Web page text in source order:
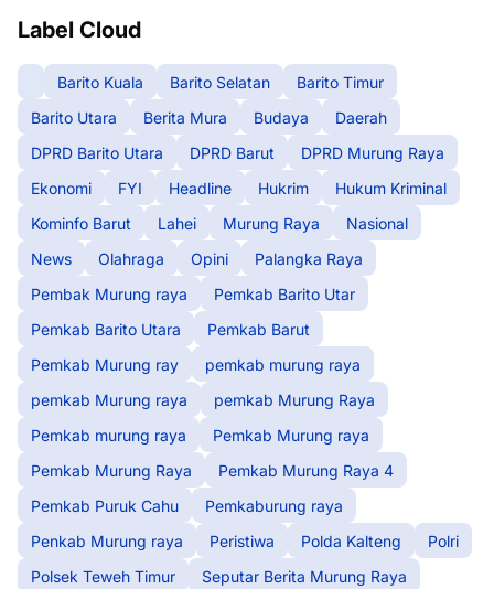
Label Cloud
Barito Kuala Barito Selatan
Barito Timur
Barito Utara
Berita Mura Budaya
Daerah
DPRD Barito Utara
DPRD Barut
DPRD Murung Raya
Ekonomi
FYI Headline Hukrim
Hukum Kriminal
Kominfo Barut
Lahei Murung Raya
Nasional
News
Olahraga Opini
Palangka Raya
Pembak Murung raya
Pemkab Barito Utar
Pemkab Barito Utara
Pemkab Barut
Pemkab Murung ray
pemkab murung raya
pemkab Murung raya
pemkab Murung Raya
Pemkab murung raya
Pemkab Murung raya
Pemkab Murung Raya
Pemkab Murung Raya 4
Pemkab Puruk Cahu
Pemkaburung raya
Penkab Murung raya
Peristiwa Polda Kalteng
Polri
Polsek Teweh Timur
Seputar Berita Murung Raya